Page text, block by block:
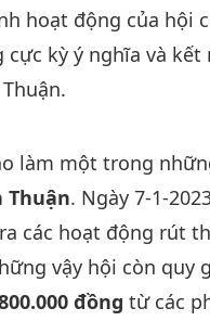
hoạt động của hội
kỳ ý nghĩa và
làm một trong
Thuận. Ngày 7-1-
các hoạt động rút
vậy hội còn quy
đồng từ các